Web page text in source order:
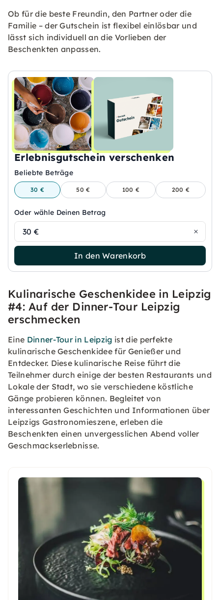
Ob für die beste Freundin, den Partner oder die
Familie – der Gutschein ist flexibel einlösbar und
lässt sich individuell an die Vorlieben der
Beschenkten anpassen.
Erlebnisgutschein verschenken
Beliebte Beträge
30 € 50 € 100 € 200 €
Oder wähle Deinen Betrag
30 €
In den Warenkorb
Kulinarische Geschenkidee in Leipzig
#4: Auf der Dinner-Tour Leipzig
erschmecken
Eine Dinner-Tour in Leipzig ist die perfekte
kulinarische Geschenkidee für Genießer und
Entdecker. Diese kulinarische Reise führt die
Teilnehmer durch einige der besten Restaurants und
Lokale der Stadt, wo sie verschiedene köstliche
Gänge probieren können. Begleitet von
interessanten Geschichten und Informationen über
Leipzigs Gastronomieszene, erleben die
Beschenkten einen unvergesslichen Abend voller
Geschmackserlebnisse.